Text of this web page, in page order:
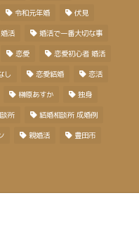
令和元年婚 伏見
婚活 婚活で一番大切な事
恋愛 恋愛初心者 婚活
し 恋愛結婚 恋活
榊原あすか 独身
所 結婚相談所 成婚例
親婚活 豊田市